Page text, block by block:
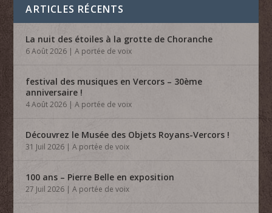
ARTICLES RÉCENTS
La nuit des étoiles à la grotte de Choranche
6 Août 2026 |A portée de voix
festival des musiques en Vercors – 30ème
anniversaire !
4 Août 2026 |A portée de voix
Découvrez le Musée des Objets Royans-Vercors !
31 Juil 2026 |A portée de voix
100 ans – Pierre Belle en exposition
27 Juil 2026 |A portée de voix